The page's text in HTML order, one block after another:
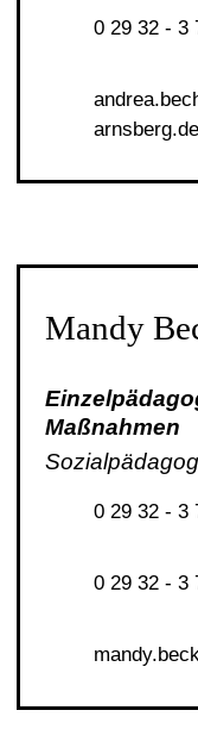
0 29 32 - 3
ndr b
rnsb rg d
Mandy
Maßnahmen
0 29 32 - 3
0 29 32 - 3
m ndy b